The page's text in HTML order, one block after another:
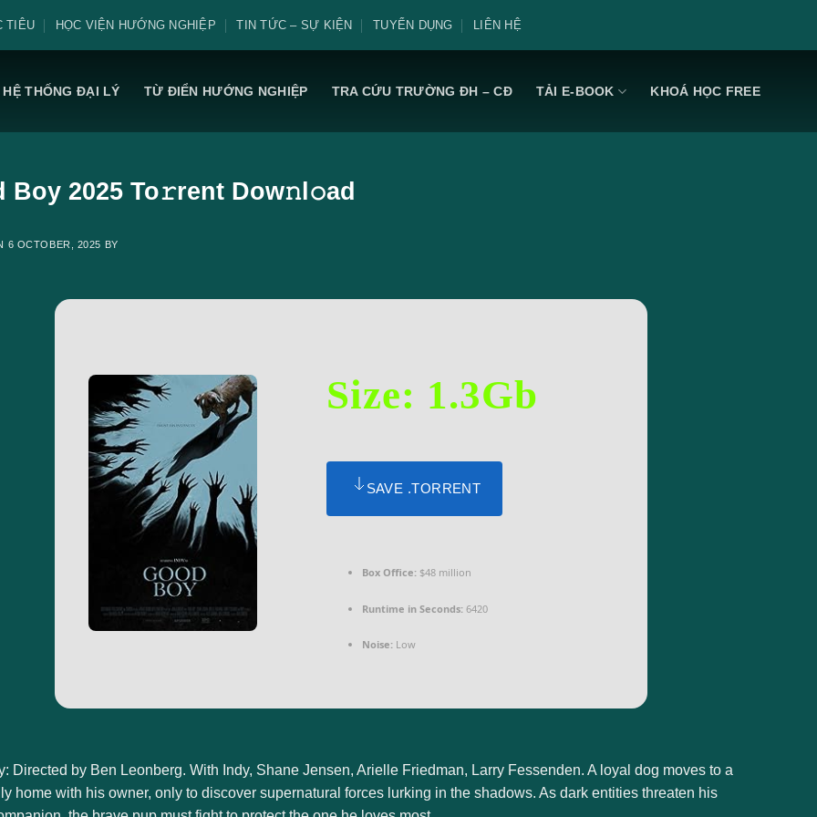
TIÊU HỌC VIỆN HƯỚNG NGHIỆP TIN TỨC – SỰ KIỆN TUYỂN DỤNG LIÊN HỆ
HỆ THỐNG ĐẠI LÝ TỪ ĐIỂN HƯỚNG NGHIỆP TRA CỨU TRƯỜNG ĐH – CĐ TẢI E-BOOK KHOÁ HỌC FREE
Boy 2025 To𝚛rent Dow𝚗l𝚘ad
6 OCTOBER, 2025 BY
Size: 1.3Gb
SAVE .TORRENT
Box Office:$48 million
Runtime in Seconds:6420
Noise:Low
Directed by Ben Leonberg. With Indy, Shane Jensen, Arielle Friedman, Larry Fessenden. A loyal dog moves to a
home with his owner, only to discover supernatural forces lurking in the shadows. As dark entities threaten his